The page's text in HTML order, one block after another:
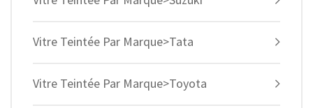
Vitre Teintée Par Marque>Tata
Vitre Teintée Par Marque>Toyota